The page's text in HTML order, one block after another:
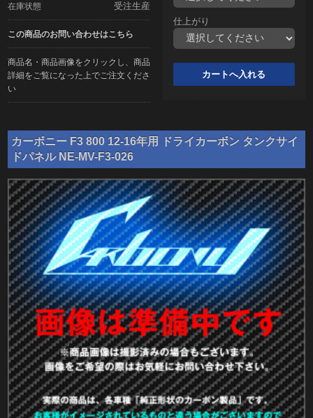
在庫状態 受注生産
この商品のお問い合わせはこちら
商品名・商品画像をクリックし、商品
詳細をご覧になった上でご注文くださ
い
仕上がり
カーボニー F3 800 12-16年用 ドライカーボン タンクサイ
ドパネル NE-MV-F3-026